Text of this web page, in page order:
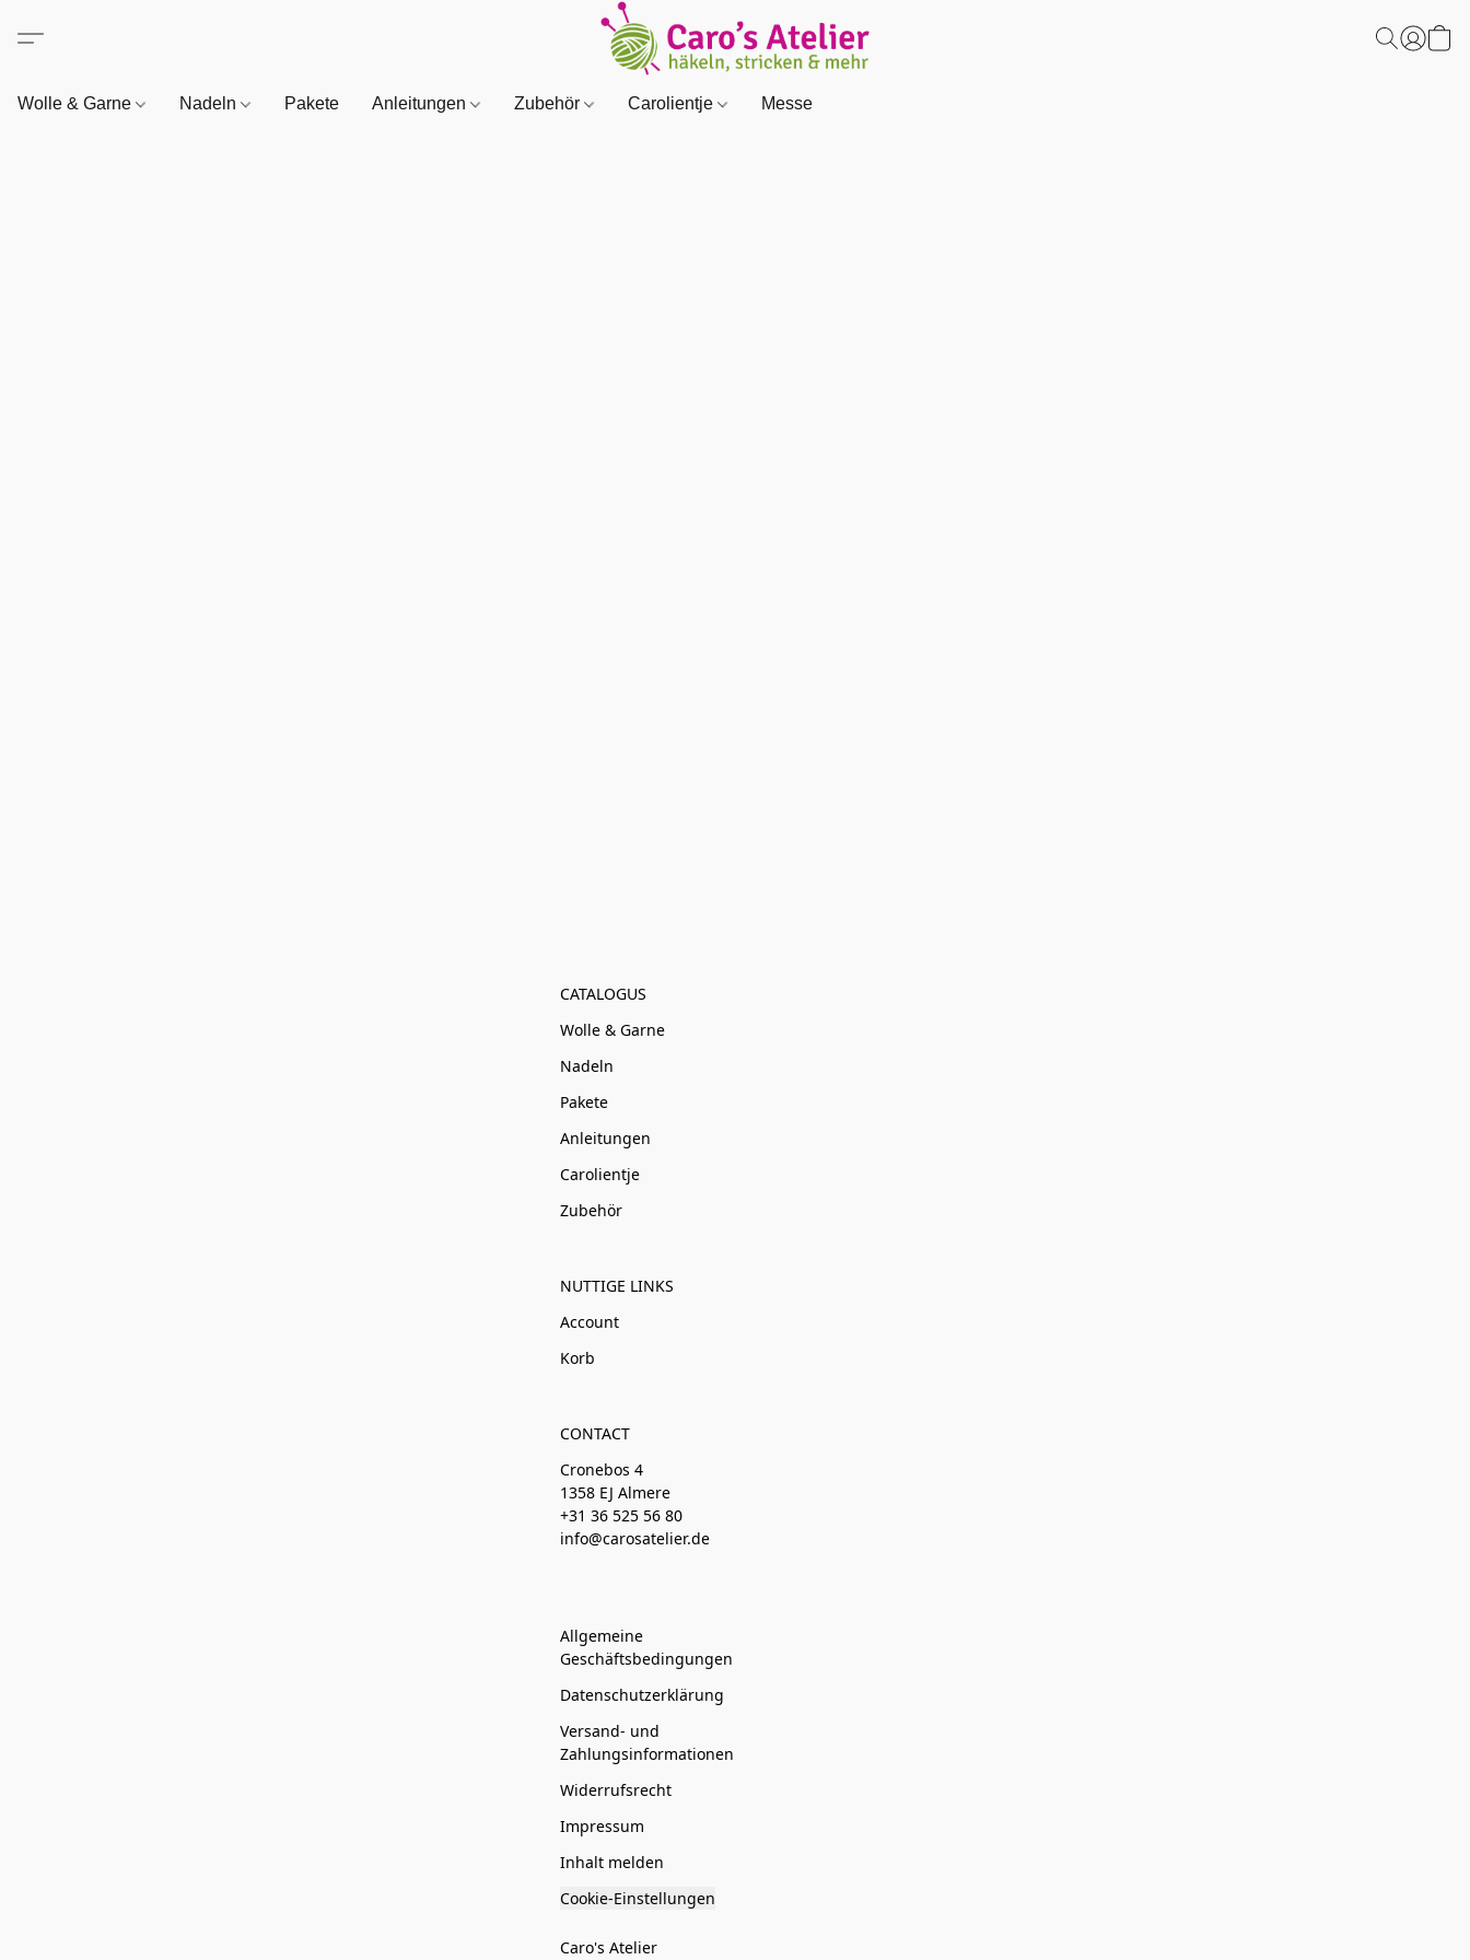
Wolle & Garne Nadeln Pakete Anleitungen Zubehör Carolientje Messe
CATALOGUS
Wolle & Garne
Nadeln
Pakete
Anleitungen
Carolientje
Zubehör
NUTTIGE LINKS
Account
Korb
CONTACT
Cronebos 4
1358 EJ Almere
+31 36 525 56 80
info@carosatelier.de
Allgemeine
Geschäftsbedingungen
Datenschutzerklärung
Versand- und
Zahlungsinformationen
Widerrufsrecht
Impressum
Inhalt melden
Cookie-Einstellungen
Caro's Atelier